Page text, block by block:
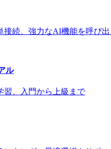
接続、強力なAI機能を呼び出
ル
習、入門から上級まで